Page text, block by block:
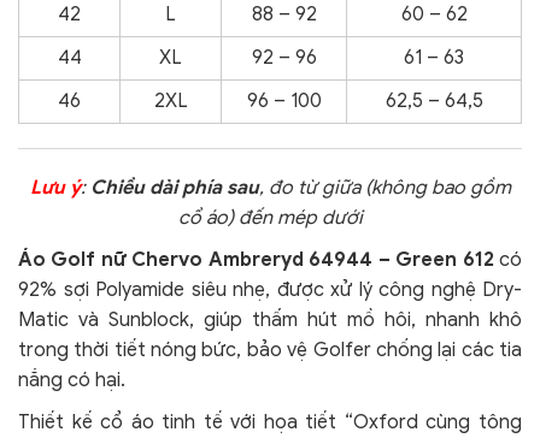
42
L 88 – 92
60 – 62
44
XL 92 – 96
61 – 63
46
2XL 96 – 100 62,5 – 64,5
Lưu ý: Chiều dài phía sau, đo từ giữa (không bao gồm
cổ áo) đến mép dưới
Áo Golf nữ Chervo Ambreryd 64944 – Green 612 có
92% sợi Polyamide siêu nhẹ, được xử lý công nghệ Dry-
Matic và Sunblock, giúp thấm hút mồ hôi, nhanh khô
trong thời tiết nóng bức, bảo vệ Golfer chống lại các tia
nắng có hại.
Thiết kế cổ áo tinh tế với họa tiết “Oxford cùng tông